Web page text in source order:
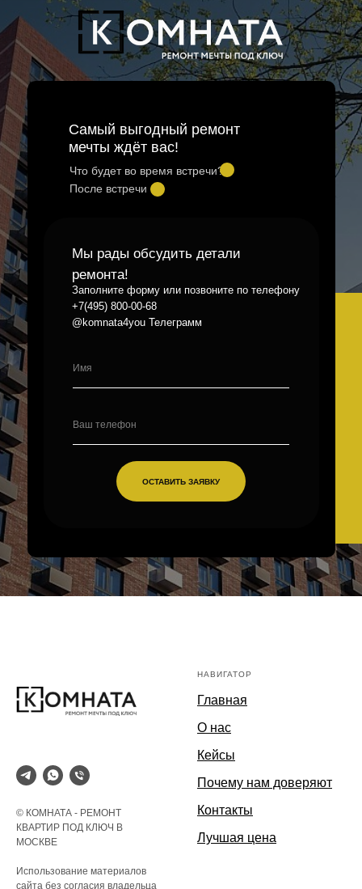
ОСТАВИТЬ ЗАЯВКУ
Самый выгодный ремонт
мечты ждёт вас!
Мы рады обсудить детали
ремонта!
Заполните форму или позвоните по телефону
+7(495) 800-00-68
@komnata4you Телеграмм
Что будет во время встречи?
После встречи
© КОМНАТА - РЕМОНТ
КВАРТИР ПОД КЛЮЧ В
МОСКВЕ
Использование материалов
сайта без согласия владельца
НАВИГАТОР
Главная
О нас
Кейсы
Почему нам доверяют
Контакты
Лучшая цена